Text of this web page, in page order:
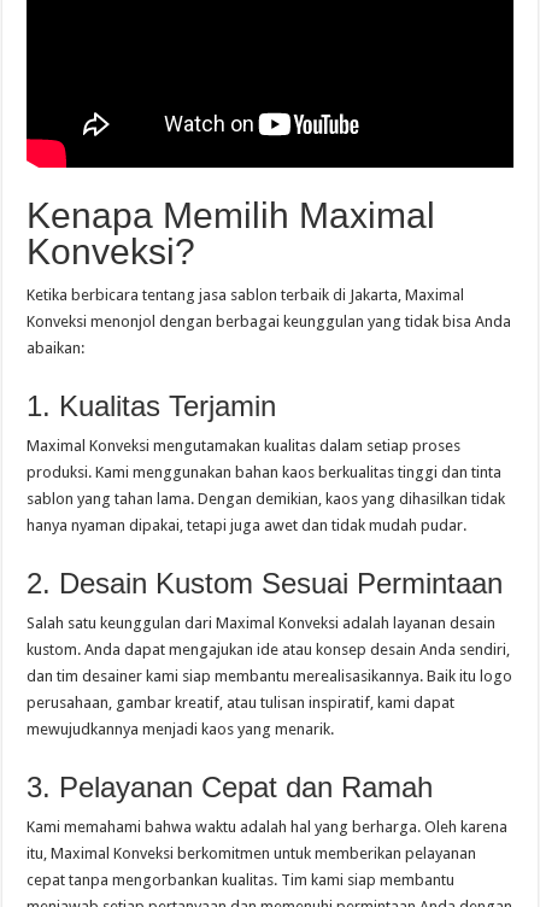
Kenapa Memilih Maximal
Konveksi?
Ketika berbicara tentang jasa sablon terbaik di Jakarta, Maximal
Konveksi menonjol dengan berbagai keunggulan yang tidak bisa Anda
abaikan:
1. Kualitas Terjamin
Maximal Konveksi mengutamakan kualitas dalam setiap proses
produksi. Kami menggunakan bahan kaos berkualitas tinggi dan tinta
sablon yang tahan lama. Dengan demikian, kaos yang dihasilkan tidak
hanya nyaman dipakai, tetapi juga awet dan tidak mudah pudar.
2. Desain Kustom Sesuai Permintaan
Salah satu keunggulan dari Maximal Konveksi adalah layanan desain
kustom. Anda dapat mengajukan ide atau konsep desain Anda sendiri,
dan tim desainer kami siap membantu merealisasikannya. Baik itu logo
perusahaan, gambar kreatif, atau tulisan inspiratif, kami dapat
mewujudkannya menjadi kaos yang menarik.
3. Pelayanan Cepat dan Ramah
Kami memahami bahwa waktu adalah hal yang berharga. Oleh karena
itu, Maximal Konveksi berkomitmen untuk memberikan pelayanan
cepat tanpa mengorbankan kualitas. Tim kami siap membantu